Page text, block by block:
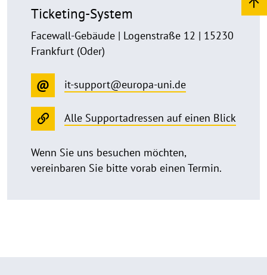
Ticketing-System
Facewall-Gebäude | Logenstraße 12 | 15230
Frankfurt (Oder)
it-support@europa-uni.de
Alle Supportadressen auf einen Blick
Wenn Sie uns besuchen möchten,
vereinbaren Sie bitte vorab einen Termin.